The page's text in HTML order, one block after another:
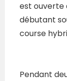
est ouverte
débutant
course
Pendant